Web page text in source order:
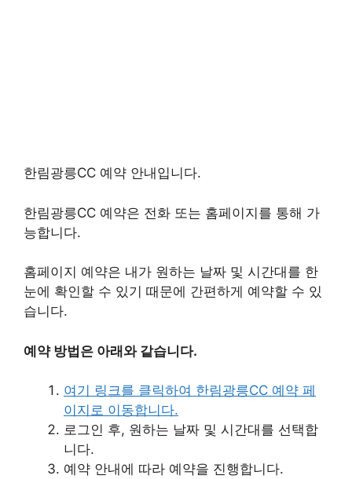
한림광릉CC 예약 안내입니다.
한림광릉CC 예약은 전화 또는 홈페이지를 통해 가
능합니다.
홈페이지 예약은 내가 원하는 날짜 및 시간대를 한
눈에 확인할 수 있기 때문에 간편하게 예약할 수 있
습니다.
예약 방법은 아래와 같습니다.
여기 링크를 클릭하여 한림광릉CC 예약 페
이지로 이동합니다.
로그인 후, 원하는 날짜 및 시간대를 선택합
니다.
예약 안내에 따라 예약을 진행합니다.